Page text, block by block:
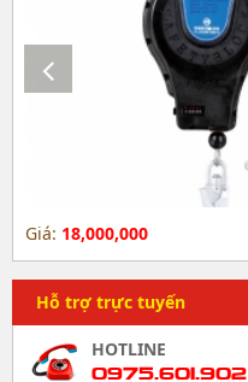
Hỗ trợ trực tuyến
HOTLINE
0975.601.902
Giá: 18,000,000